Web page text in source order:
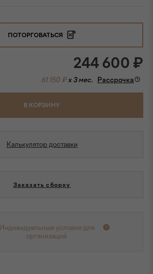
ПОТОРГОВАТЬСЯ
244 600 ₽
61 150 ₽x 3 мес. Рассрочка
В КОРЗИНУ
Калькулятор доставки
Заказать сборку
Индивидуальные условия для
организаций